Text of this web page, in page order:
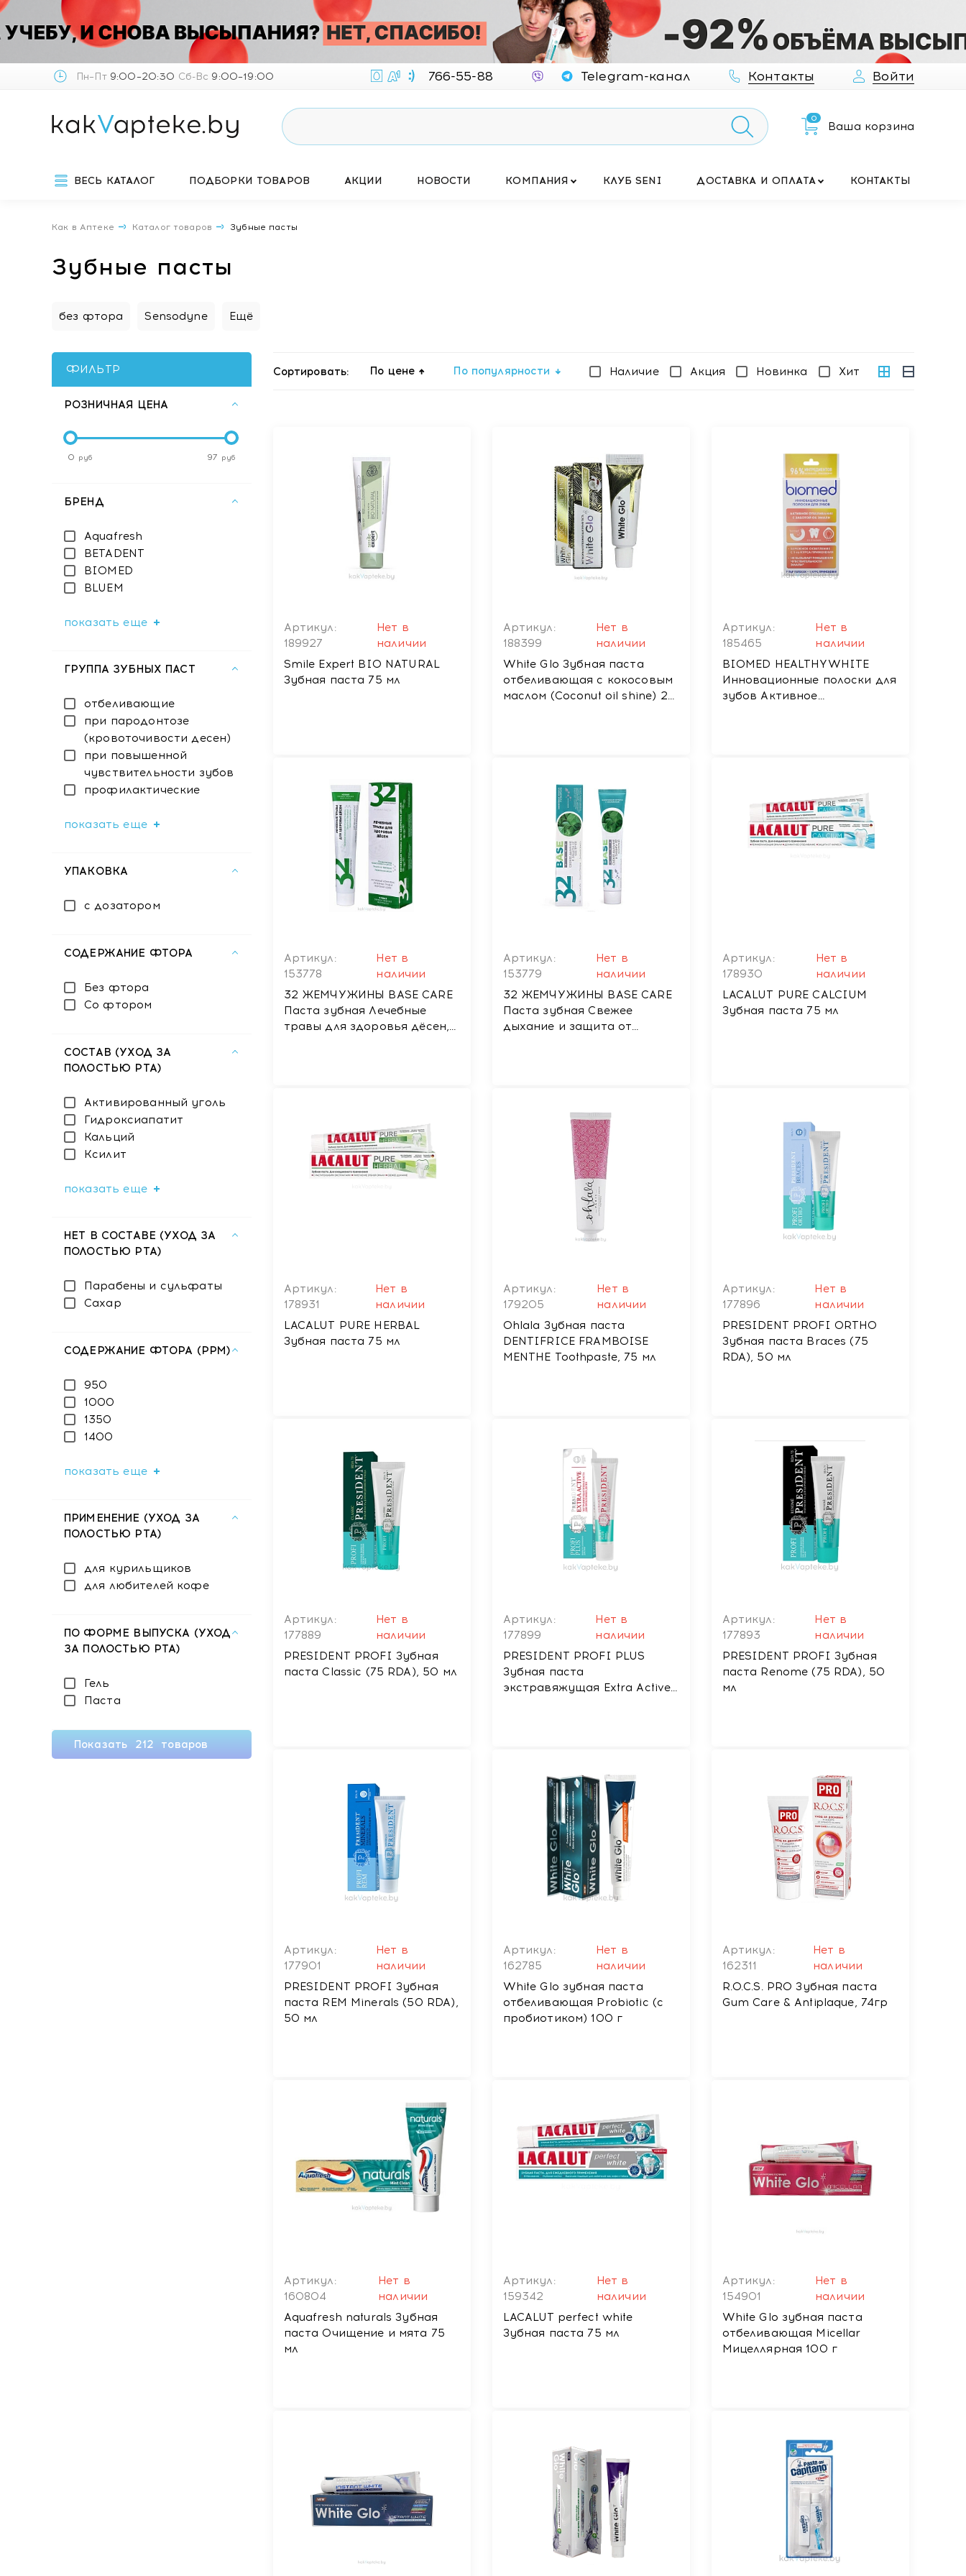
Пн–Пт9:00–20:30 Сб-Вс 9:00–19:00 766-55-88 Telegram-канал Контакты Войти
0
Ваша корзина
ВЕСЬ КАТАЛОГ ПОДБОРКИ ТОВАРОВ АКЦИИ НОВОСТИ КОМПАНИЯ КЛУБ SENI ДОСТАВКА И ОПЛАТА КОНТАКТЫ
Как в Аптеке Каталог товаров Зубные пасты
Зубные пасты
без фтора Sensodyne Ещё
ФИЛЬТР
РОЗНИЧНАЯ ЦЕНА
0 руб 97 руб
БРЕНД
Aquafresh
BETADENT
BIOMED
BLUEM
показать еще
ГРУППА ЗУБНЫХ ПАСТ
отбеливающие
при пародонтозе
(кровоточивости десен)
при повышенной
чувствительности зубов
профилактические
показать еще
УПАКОВКА
с дозатором
СОДЕРЖАНИЕ ФТОРА
Без фтора
Со фтором
СОСТАВ (УХОД ЗА
ПОЛОСТЬЮ РТА)
Активированный уголь
Гидроксиапатит
Кальций
Ксилит
показать еще
НЕТ В СОСТАВЕ (УХОД ЗА
ПОЛОСТЬЮ РТА)
Парабены и сульфаты
Сахар
СОДЕРЖАНИЕ ФТОРА (PPM)
950
1000
1350
1400
показать еще
ПРИМЕНЕНИЕ (УХОД ЗА
ПОЛОСТЬЮ РТА)
для курильщиков
для любителей кофе
ПО ФОРМЕ ВЫПУСКА (УХОД
ЗА ПОЛОСТЬЮ РТА)
Гель
Паста
Показать 212 товаров
Сортировать: По цене По популярности Наличие Акция Новинка Хит
Артикул:
189927
Нет в
наличии
Smile Expert BIO NATURAL
Зубная паста 75 мл
Артикул:
188399
Нет в
наличии
White Glo Зубная паста
отбеливающая с кокосовым
маслом (Coconut oil shine) 24
Артикул:
185465
Нет в
наличии
BIOMED HEALTHYWHITE
Инновационные полоски для
зубов Активное
Артикул:
153778
Нет в
наличии
32 ЖЕМЧУЖИНЫ BASE CARE
Паста зубная Лечебные
травы для здоровья дёсен,
Артикул:
153779
Нет в
наличии
32 ЖЕМЧУЖИНЫ BASE CARE
Паста зубная Свежее
дыхание и защита от
Артикул:
178930
Нет в
наличии
LACALUT PURE CALCIUM
Зубная паста 75 мл
Артикул:
178931
Нет в
наличии
LACALUT PURE HERBAL
Зубная паста 75 мл
Артикул:
179205
Нет в
наличии
Ohlala Зубная паста
DENTIFRICE FRAMBOISE
MENTHE Toothpaste, 75 мл
Артикул:
177896
Нет в
наличии
PRESIDENT PROFI ORTHO
Зубная паста Braces (75
RDA), 50 мл
Артикул:
177889
Нет в
наличии
PRESIDENT PROFI Зубная
паста Classic (75 RDA), 50 мл
Артикул:
177899
Нет в
наличии
PRESIDENT PROFI PLUS
Зубная паста
экстравяжущая Extra Active,
Артикул:
177893
Нет в
наличии
PRESIDENT PROFI Зубная
паста Renome (75 RDA), 50
мл
Артикул:
177901
Нет в
наличии
PRESIDENT PROFI Зубная
паста REM Minerals (50 RDA),
50 мл
Артикул:
162785
Нет в
наличии
White Glo зубная паста
отбеливающая Probiotic (с
пробиотиком) 100 г
Артикул:
162311
Нет в
наличии
R.O.C.S. PRO Зубная паста
Gum Care & Antiplaque, 74гр
Артикул:
160804
Нет в
наличии
Aquafresh naturals Зубная
паста Очищение и мята 75
мл
Артикул:
159342
Нет в
наличии
LACALUT perfect white
Зубная паста 75 мл
Артикул:
154901
Нет в
наличии
White Glo зубная паста
отбеливающая Micellar
Мицеллярная 100 г